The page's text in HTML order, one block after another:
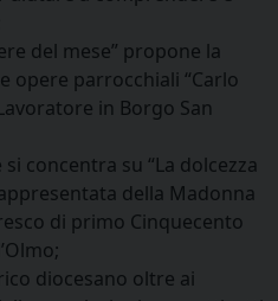
del mese” propone la
opere parrocchiali “Carlo
in Borgo San
si concentra su “La dolcezza
della Madonna
di primo Cinquecento
diocesano oltre ai